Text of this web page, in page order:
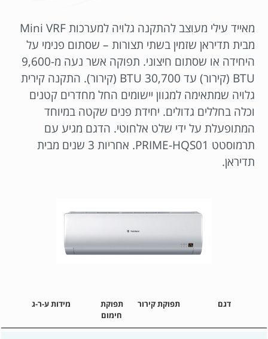
מאייד עילי מעוצב להתקנה גלויה למערכות Mini VRF
מבית תדיראן שזמין בשתי תצורות – שסתום פנימי על
היחידה או שסתום חיצוני. תפוקה אשר נעה מ-9,600
BTU (קירור) עד 30,700 BTU (קירור). התקנה קירית
גלויה שמתאימה למגוון יישומים החל מחדרים קטנים
וכלה בחללים גדולים. יחידת פנים שקטה במיוחד
המתופעלת על ידי שלט אלחוטי. הדגם מגיע עם
תרמוסטט PRIME-HQS01. אחריות 3 שנים מבית
תדיראן.
דגם תפוקת קירור
תפוקת
חימום
מידות ע-ר-ג